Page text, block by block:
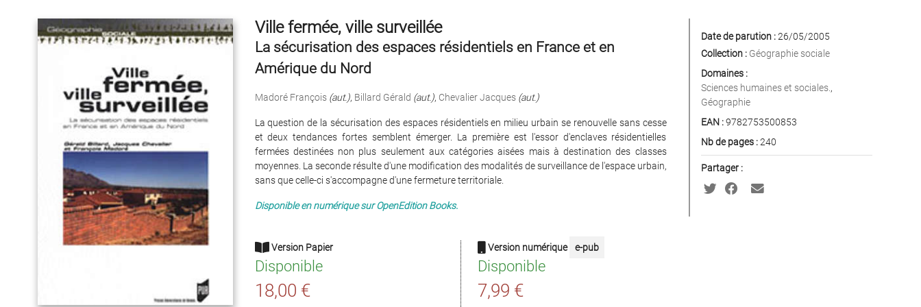
Ville fermée, ville surveillée
La sécurisation des espaces résidentiels en France et en
Amérique du Nord
Madoré François (aut.), Billard Gérald (aut.), Chevalier Jacques (aut.)
La question de la sécurisation des espaces résidentiels en milieu urbain se renouvelle sans cesse
et deux tendances fortes semblent émerger. La première est l'essor d'enclaves résidentielles
fermées destinées non plus seulement aux catégories aisées mais à destination des classes
moyennes. La seconde résulte d'une modification des modalités de surveillance de l'espace urbain,
sans que celle-ci s'accompagne d'une fermeture territoriale.
Disponible en numérique sur OpenEdition Books.
Version Papier
Disponible
18,00 €
Version numérique e-pub
Disponible
7,99 €
Date de parution :26/05/2005
Collection : Géographie sociale
Domaines :
Sciences humaines et sociales. ,
Géographie
EAN :9782753500853
Nb de pages :240
Partager :